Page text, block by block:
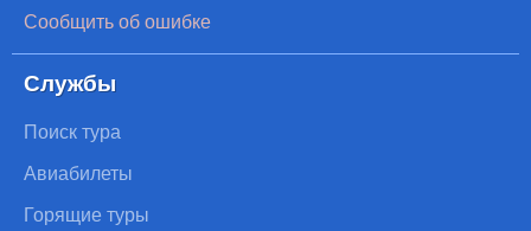
Сообщить об ошибке
Службы
Поиск тура
Авиабилеты
Горящие туры